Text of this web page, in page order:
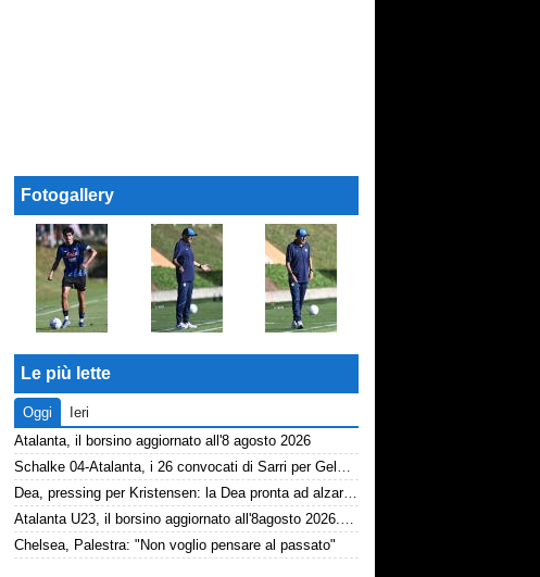
Fotogallery
Le più lette
Oggi
Ieri
Atalanta, il borsino aggiornato all'8 agosto 2026
Schalke 04-Atalanta, i 26 convocati di Sarri per Gelsenkirchen
Dea, pressing per Kristensen: la Dea pronta ad alzare l'offerta all'Udinese
Atalanta U23, il borsino aggiornato all'8agosto 2026. Cantiere aperto per Beati
Chelsea, Palestra: "Non voglio pensare al passato"